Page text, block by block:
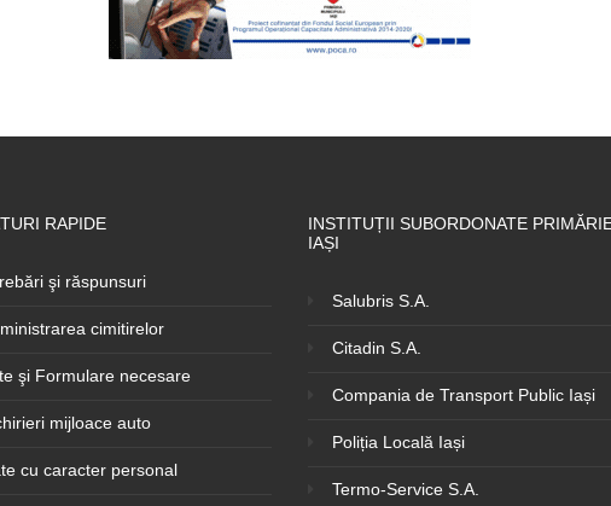
RAPIDE
şi răspunsuri
cimitirelor
şi Formulare necesare
mijloace auto
cu caracter personal
INSTITUȚII SUBORDONATE
IAȘI
Salubris S.A.
Citadin S.A.
Compania de Transport Public Iași
Poliția Locală Iași
Termo-Service S.A.